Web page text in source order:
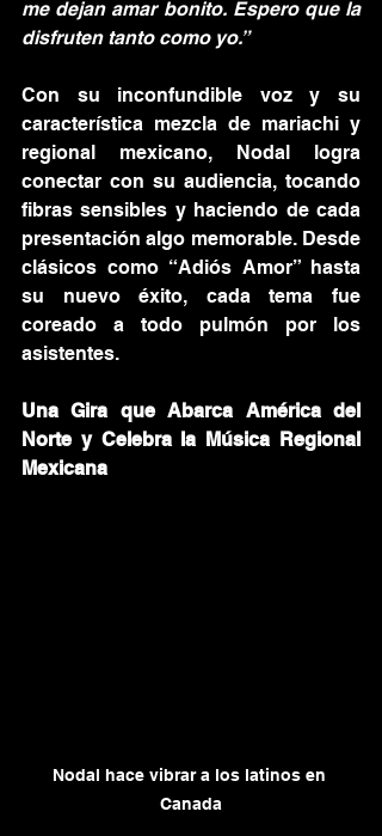
me dejan amar bonito. Espero que la
disfruten tanto como yo.”
Con su inconfundible voz y su
característica mezcla de mariachi y
regional mexicano, Nodal logra
conectar con su audiencia, tocando
fibras sensibles y haciendo de cada
presentación algo memorable. Desde
clásicos como “Adiós Amor” hasta
su nuevo éxito, cada tema fue
coreado a todo pulmón por los
asistentes.
Una Gira que Abarca América del
Norte y Celebra la Música Regional
Mexicana
Nodal hace vibrar a los latinos en
Canada